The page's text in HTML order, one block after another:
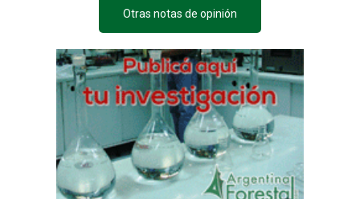
Otras notas de opinión